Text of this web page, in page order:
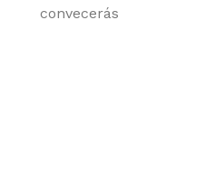
convecerás